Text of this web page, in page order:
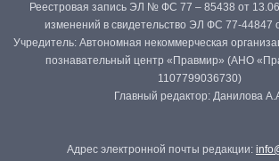
Реестровая запись ЭЛ № ФС 77 – 85438 от
изменений в свидетельство ЭЛ ФС 77-44847
Учредитель: Автономная некоммерческая
познавательный центр «Правмир» (АНО
1107799036730)
Главный редактор: Данилова
Адрес электронной почты редакции: